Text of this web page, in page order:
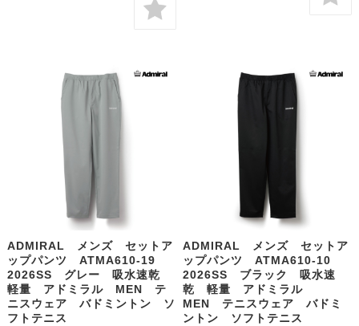
ADMIRAL メンズ セットア
ップパンツ ATMA610-19
2026SS グレー 吸水速乾
軽量 アドミラル MEN テ
ニスウェア バドミントン ソ
フトテニス
ADMIRAL メンズ セットア
ップパンツ ATMA610-10
2026SS ブラック 吸水速
乾 軽量 アドミラル
MEN テニスウェア バドミ
ントン ソフトテニス